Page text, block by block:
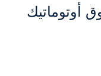
أوتوماتيك